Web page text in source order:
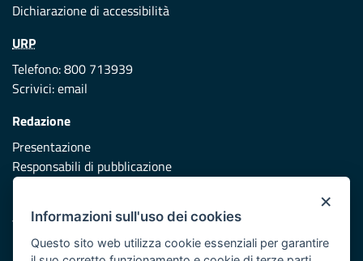
Dichiarazione di accessibilità
URP
Telefono: 800 713939
Scrivici:email
Redazione
Presentazione
Responsabili di pubblicazione
Vai al sito di Protezione Civile Puglia
Iniziativa finanziata con risorse del POR Puglia 2014/2020 -
×
Informazioni sull'uso dei cookies
Questo sito web utilizza cookie essenziali per garantire